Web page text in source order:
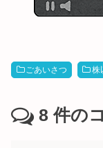
ごあいさつ 株
8 件の